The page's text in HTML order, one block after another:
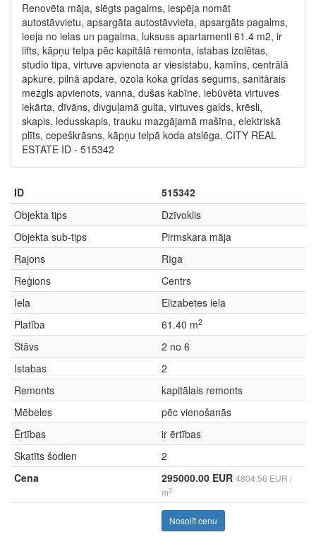
Renovēta māja, slēgts pagalms, iespēja nomāt
autostāvvietu, apsargāta autostāvvieta, apsargāts pagalms,
ieeja no ielas un pagalma, luksuss apartamenti 61.4 m2, ir
lifts, kāpņu telpa pēc kapitālā remonta, istabas izolētas,
studio tipa, virtuve apvienota ar viesistabu, kamīns, centrālā
apkure, pilnā apdare, ozola koka grīdas segums, sanitārais
mezgls apvienots, vanna, dušas kabīne, iebūvēta virtuves
iekārta, dīvāns, divguļamā gulta, virtuves galds, krēsli,
skapis, ledusskapis, trauku mazgājamā mašīna, elektriskā
plīts, cepeškrāsns, kāpņu telpā koda atslēga, CITY REAL
ESTATE ID - 515342
ID
515342
Objekta tips
Dzīvoklis
Objekta sub-tips
Pirmskara māja
Rajons
Rīga
Reģions
Centrs
Iela
Elizabetes iela
Platība
61.40 m2
Stāvs
2 no 6
Istabas
2
Remonts
kapitālais remonts
Mēbeles
pēc vienošanās
Ērtības
ir ērtības
Skatīts šodien
2
Cena
295000.00 EUR 4804.56 EUR /
m2
Nosolīt cenu